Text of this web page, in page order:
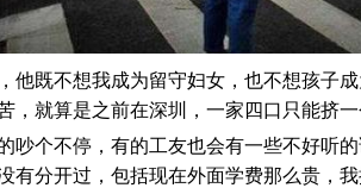
他既不想我成为留守妇女，也不想孩子
，就算是之前在深圳，一家四口只能挤
吵个不停，有的工友也会有一些不好听
有分开过，包括现在外面学费那么贵，